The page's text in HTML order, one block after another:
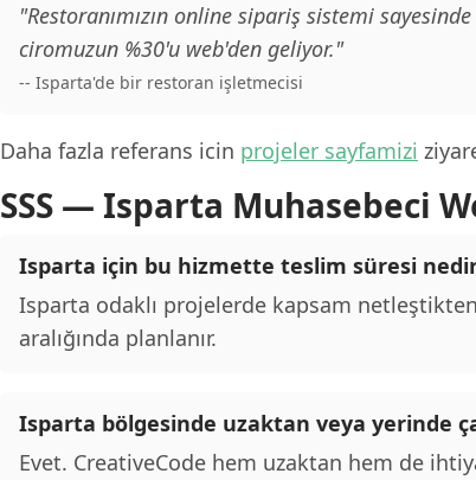
"Restoranımızın online sipariş sistemi
ciromuzun %30'u web'den geliyor."
-- Isparta'de bir restoran işletmecisi
Daha fazla referans icin projeler sayfamizi
SSS — Isparta Muhasebeci
Isparta için bu hizmette teslim süresi
Isparta odaklı projelerde kapsam
aralığında planlanır.
Isparta bölgesinde uzaktan veya yerinde
Evet. CreativeCode hem uzaktan hem de